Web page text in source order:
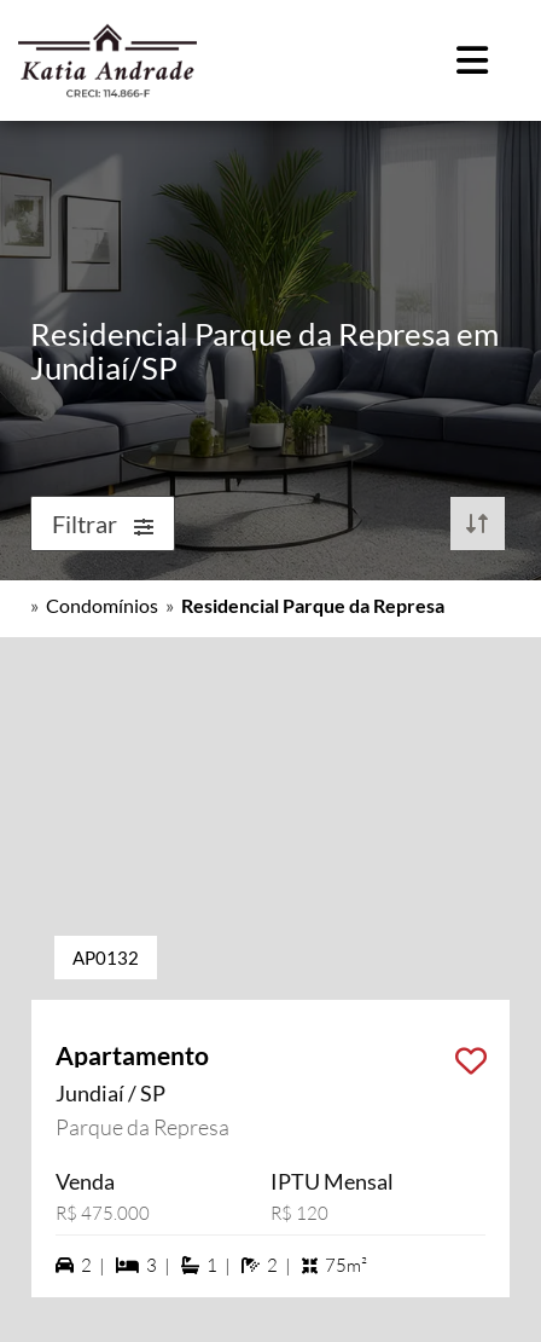
Residencial Parque da Represa em
Jundiaí/SP
Filtrar
» Condomínios » Residencial Parque da Represa
AP0132
Apartamento
Jundiaí / SP
Parque da Represa
Venda
R$ 475.000
IPTU Mensal
R$ 120
2 vagas na garagem
2 | 3 dormiórios
3 | 1 suítes
1 | 2 banheiros
2 | 75m²